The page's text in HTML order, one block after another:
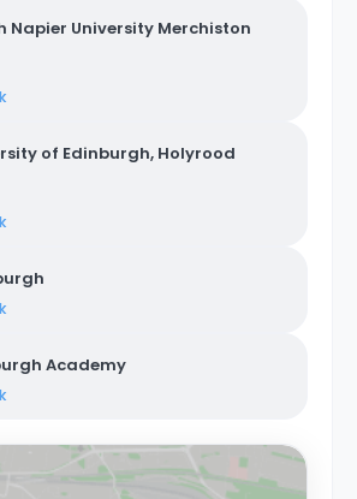
Napier University Merchiston
of Edinburgh, Holyrood
Academy